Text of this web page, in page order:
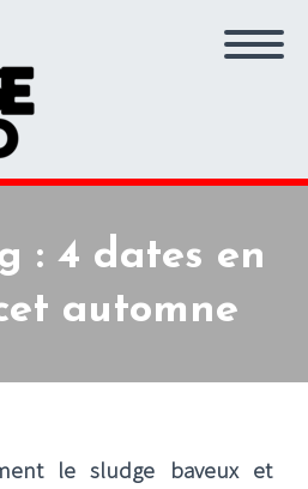
: 4 dates en
automne
le sludge baveux et